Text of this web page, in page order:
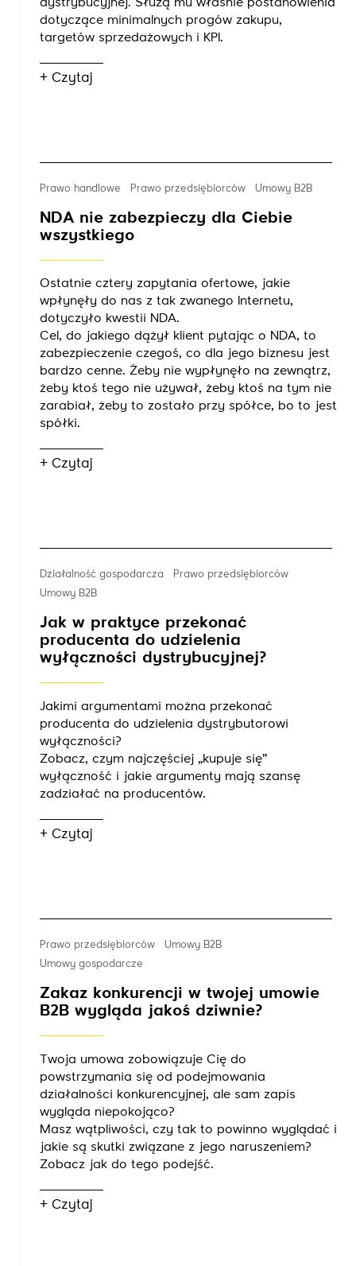
dystrybucyjnej. Służą mu właśnie postanowienia
dotyczące minimalnych progów zakupu,
targetów sprzedażowych i KPI.
+ Czytaj
Prawo handlowe Prawo przedsiębiorców Umowy B2B
NDA nie zabezpieczy dla Ciebie
wszystkiego
Ostatnie cztery zapytania ofertowe, jakie
wpłynęły do nas z tak zwanego Internetu,
dotyczyło kwestii NDA.
Cel, do jakiego dążył klient pytając o NDA, to
zabezpieczenie czegoś, co dla jego biznesu jest
bardzo cenne. Żeby nie wypłynęło na zewnątrz,
żeby ktoś tego nie używał, żeby ktoś na tym nie
zarabiał, żeby to zostało przy spółce, bo to jest
spółki.
+ Czytaj
Działalność gospodarcza
Prawo przedsiębiorców
Umowy B2B
Jak w praktyce przekonać
producenta do udzielenia
wyłączności dystrybucyjnej?
Jakimi argumentami można przekonać
producenta do udzielenia dystrybutorowi
wyłączności?
Zobacz, czym najczęściej „kupuje się”
wyłączność i jakie argumenty mają szansę
zadziałać na producentów.
+ Czytaj
Prawo przedsiębiorców
Umowy B2B
Umowy gospodarcze
Zakaz konkurencji w twojej umowie
B2B wygląda jakoś dziwnie?
Twoja umowa zobowiązuje Cię do
powstrzymania się od podejmowania
działalności konkurencyjnej, ale sam zapis
wygląda niepokojąco?
Masz wątpliwości, czy tak to powinno wyglądać i
jakie są skutki związane z jego naruszeniem?
Zobacz jak do tego podejść.
+ Czytaj